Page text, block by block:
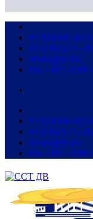
+7 924 841-82-
+7 (4162) 51-
cct-dv@ya.ru
Пн. - Пт. - 9:00
+7 924 841-82-
+7 (4162) 51-
cct-dv@ya.ru
Пн. - Пт. - 9:00